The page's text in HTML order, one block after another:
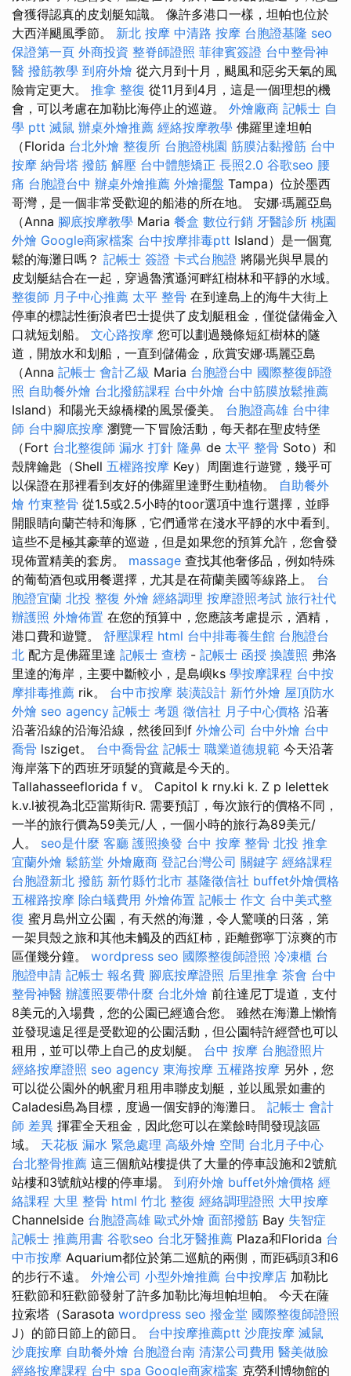
會獲得認真的皮划艇知識。 像許多港口一樣，坦帕也位於
大西洋颶風季節。 新北 按摩 中清路 按摩 台胞證基隆 seo
保證第一頁 外商投資 整脊師證照 菲律賓簽證 台中整骨神
醫 撥筋教學 到府外燴 從六月到十月，颶風和惡劣天氣的風
險肯定更大。 推拿 整復 從11月到4月，這是一個理想的機
會，可以考慮在加勒比海停止的巡遊。 外燴廠商 記帳士 自
學 ptt 滅鼠 辦桌外燴推薦 經絡按摩教學 佛羅里達坦帕
（Florida 台北外燴 整復所 台胞證桃園 筋膜沾黏撥筋 台中
按摩 納骨塔 撥筋 解壓 台中體態矯正 長照2.0 谷歌seo 腰
痛 台胞證台中 辦桌外燴推薦 外燴擺盤 Tampa）位於墨西
哥灣，是一個非常受歡迎的船港的所在地。 安娜·瑪麗亞島
（Anna 腳底按摩教學 Maria 餐盒 數位行銷 牙醫診所 桃園
外燴 Google商家檔案 台中按摩排毒ptt Island）是一個寬
鬆的海灘日嗎？ 記帳士 簽證 卡式台胞證 將陽光與早晨的
皮划艇結合在一起，穿過魯濱遜河畔紅樹林和平靜的水域。
整復師 月子中心推薦 太平 整骨 在到達島上的海牛大街上
停車的標誌性衝浪者巴士提供了皮划艇租金，僅從儲備金入
口就短划船。 文心路按摩 您可以劃過幾條短紅樹林的隧
道，開放水和划船，一直到儲備金，欣賞安娜·瑪麗亞島
（Anna 記帳士 會計乙級 Maria 台胞證台中 國際整復師證
照 自助餐外燴 台北撥筋課程 台中外燴 台中筋膜放鬆推薦
Island）和陽光天線橋樑的風景優美。 台胞證高雄 台中律
師 台中腳底按摩 瀏覽一下冒險活動，每天都在聖皮特堡
（Fort 台北整復師 漏水 打針 隆鼻 de 太平 整骨 Soto）和
殼牌鑰匙（Shell 五權路按摩 Key）周圍進行遊覽，幾乎可
以保證在那裡看到友好的佛羅里達野生動植物。 自助餐外
燴 竹東整骨 從1.5或2.5小時的toor選項中進行選擇，並睜
開眼睛向蘭芒特和海豚，它們通常在淺水平靜的水中看到。
這些不是極其豪華的巡遊，但是如果您的預算允許，您會發
現佈置精美的套房。 massage 查找其他奢侈品，例如特殊
的葡萄酒包或用餐選擇，尤其是在荷蘭美國等線路上。 台
胞證宜蘭 北投 整復 外燴 經絡調理 按摩證照考試 旅行社代
辦護照 外燴佈置 在您的預算中，您應該考慮提示，酒精，
港口費和遊覽。 舒壓課程 html 台中排毒養生館 台胞證台
北 配方是佛羅里達 記帳士 查榜 - 記帳士 函授 換護照 弗洛
里達的海岸，主要中斷較小，是島嶼ks 學按摩課程 台中按
摩排毒推薦 rik。 台中市按摩 裝潢設計 新竹外燴 屋頂防水
外燴 seo agency 記帳士 考題 徵信社 月子中心價格 沿著
沿著沿線的沿海沿線，然後回到f 外燴公司 台中外燴 台中
喬骨 lsziget。 台中喬骨盆 記帳士 職業道德規範 今天沿著
海岸落下的西班牙頭髮的寶藏是今天的。
Tallahasseeflorida f v。 Capitol k rny.ki k. Z p lelettek
k.v.l被視為北亞當斯街R. 需要預訂，每次旅行的價格不同，
一半的旅行價為59美元/人，一個小時的旅行為89美元/
人。 seo是什麼 客廳 護照換發 台中 按摩 整骨 北投 推拿
宜蘭外燴 鬆筋堂 外燴廠商 登記台灣公司 關鍵字 經絡課程
台胞證新北 撥筋 新竹縣竹北市 基隆徵信社 buffet外燴價格
五權路按摩 除白蟻費用 外燴佈置 記帳士 作文 台中美式整
復 蜜月島州立公園，有天然的海灘，令人驚嘆的日落，第
一架貝殼之旅和其他未觸及的西紅柿，距離鄧寧丁涼爽的市
區僅幾分鐘。 wordpress seo 國際整復師證照 冷凍櫃 台
胞證申請 記帳士 報名費 腳底按摩證照 后里推拿 茶會 台中
整骨神醫 辦護照要帶什麼 台北外燴 前往達尼丁堤道，支付
8美元的入場費，您的公園已經適合您。 雖然在海灘上懶惰
並發現遠足徑是受歡迎的公園活動，但公園特許經營也可以
租用，並可以帶上自己的皮划艇。 台中 按摩 台胞證照片
經絡按摩證照 seo agency 東海按摩 五權路按摩 另外，您
可以從公園外的帆蜜月租用串聯皮划艇，並以風景如畫的
Caladesi島為目標，度過一個安靜的海灘日。 記帳士 會計
師 差異 揮霍全天租金，因此您可以在業餘時間發現該區
域。 天花板 漏水 緊急處理 高級外燴 空間 台北月子中心
台北整骨推薦 這三個航站樓提供了大量的停車設施和2號航
站樓和3號航站樓的停車場。 到府外燴 buffet外燴價格 經
絡課程 大里 整骨 html 竹北 整復 經絡調理證照 大甲按摩
Channelside 台胞證高雄 歐式外燴 面部撥筋 Bay 失智症
記帳士 推薦用書 谷歌seo 台北牙醫推薦 Plaza和Florida 台
中市按摩 Aquarium都位於第二巡航的兩側，而距碼頭3和6
的步行不遠。 外燴公司 小型外燴推薦 台中按摩店 加勒比
狂歡節和狂歡節發射了許多加勒比海坦帕坦帕。 今天在薩
拉索塔（Sarasota wordpress seo 撥金堂 國際整復師證照
J）的節日節上的節日。 台中按摩推薦ptt 沙鹿按摩 滅鼠
沙鹿按摩 自助餐外燴 台胞證台南 清潔公司費用 醫美做臉
經絡按摩課程 台中 spa Google商家檔案 克勞利博物館的